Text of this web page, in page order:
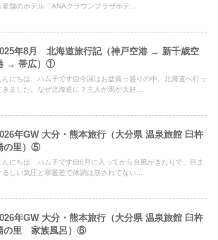
老舗のホテル「ANAクラウンプラザホテ...
年8月 北海道旅行記（神戸空港 → 新千歳空
港 → 帯広）①
んにちは、ハム子です🐹今回はお盆真っ盛りの中、北海道へ行っ
きました。なぜ北海道に？主人が馬が大好...
年GW 大分・熊本旅行（大分県 温泉旅館 臼杵
の里）⑤
んにちは、ハム子です🐹6月に入ってから台風がきたりで、目ま
るしい気圧と寒暖差で体調は崩されてない...
年GW 大分・熊本旅行（大分県 温泉旅館 臼杵
の里 家族風呂）⑥